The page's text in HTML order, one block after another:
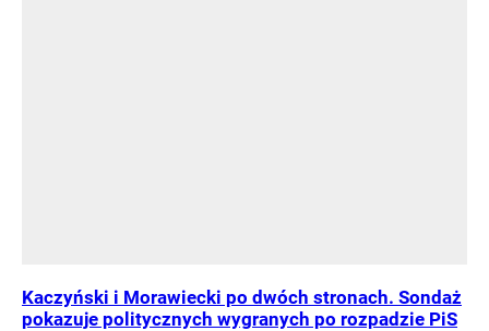
Kaczyński i Morawiecki po dwóch stronach. Sondaż
pokazuje politycznych wygranych po rozpadzie PiS